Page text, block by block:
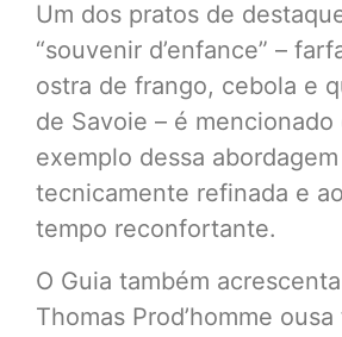
Um dos pratos de
“souvenir d’enfance” –
ostra de frango, cebola e
de Savoie – é mencionado
exemplo dessa
tecnicamente refinada e
tempo reconfortante.
O Guia também
Thomas Prod’homme